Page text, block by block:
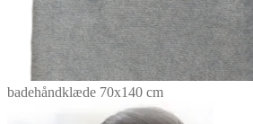
badehåndklæde 70x140 cm